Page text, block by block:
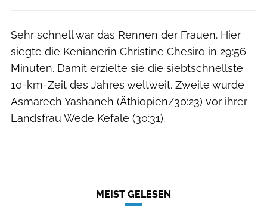
Sehr schnell war das Rennen der Frauen. Hier
siegte die Kenianerin Christine Chesiro in 29:56
Minuten. Damit erzielte sie die siebtschnellste
10-km-Zeit des Jahres weltweit. Zweite wurde
Asmarech Yashaneh (Äthiopien/30:23) vor ihrer
Landsfrau Wede Kefale (30:31).
MEIST GELESEN